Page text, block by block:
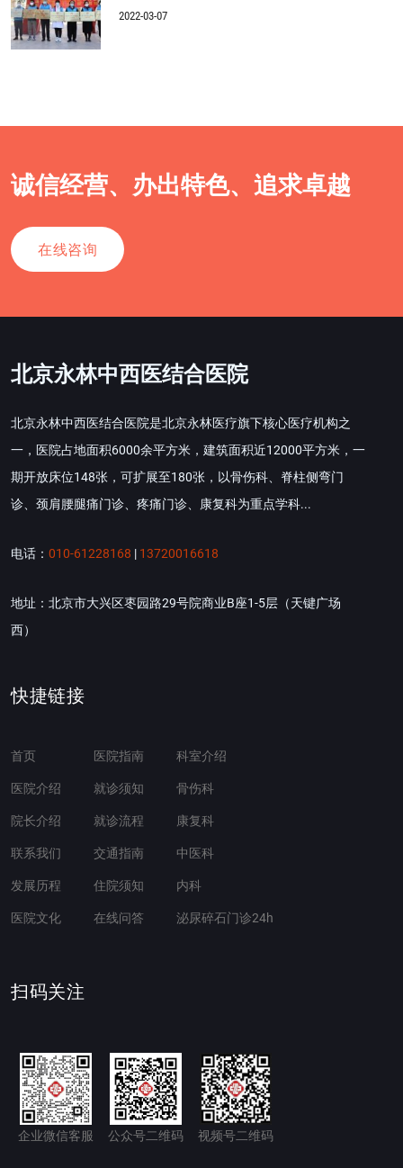
2022-03-07
诚信经营、办出特色、追求卓越
在线咨询
北京永林中西医结合医院
北京永林中西医结合医院是北京永林医疗旗下核心医疗机构之
一，医院占地面积6000余平方米，建筑面积近12000平方米，一
期开放床位148张，可扩展至180张，以骨伤科、脊柱侧弯门
诊、颈肩腰腿痛门诊、疼痛门诊、康复科为重点学科...
电话： 010-61228168 | 13720016618
地址：北京市大兴区枣园路29号院商业B座1-5层（天键广场
西）
快捷链接
首页
医院介绍
院长介绍
联系我们
发展历程
医院文化
医院指南
就诊须知
就诊流程
交通指南
住院须知
在线问答
科室介绍
骨伤科
康复科
中医科
内科
泌尿碎石门诊24h
扫码关注
企业微信客服 公众号二维码 视频号二维码